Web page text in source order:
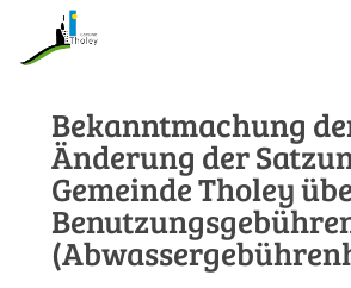
Bekanntmachung
Änderung der
Gemeinde Tholey